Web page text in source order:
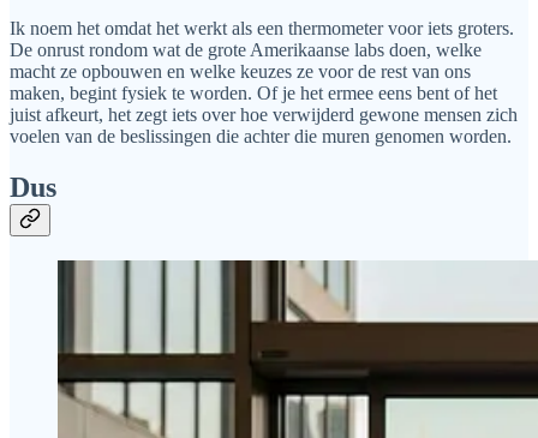
Ik noem het omdat het werkt als een thermometer voor iets groters.
De onrust rondom wat de grote Amerikaanse labs doen, welke
macht ze opbouwen en welke keuzes ze voor de rest van ons
maken, begint fysiek te worden. Of je het ermee eens bent of het
juist afkeurt, het zegt iets over hoe verwijderd gewone mensen zich
voelen van de beslissingen die achter die muren genomen worden.
Dus